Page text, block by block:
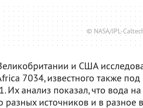
© NASA/JPL-
и США
7034, известного также
Их анализ показал, что вода
разных источников и в разное